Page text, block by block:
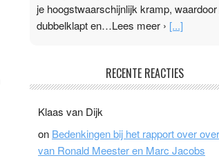
je hoogstwaarschijnlijk kramp,
dubbelklapt en…Lees meer › [...]
Ward van Beek
topsporters. Ze hopen ermee hun
verlagen terwijl ze meer zuurstof
Daarop heeft zo’n pleister geen effect.
RECENTE REACTIES
Klaas van Dijk
on Bedenkingen bij het rapport over
van Ronald Meester en Marc Jacobs